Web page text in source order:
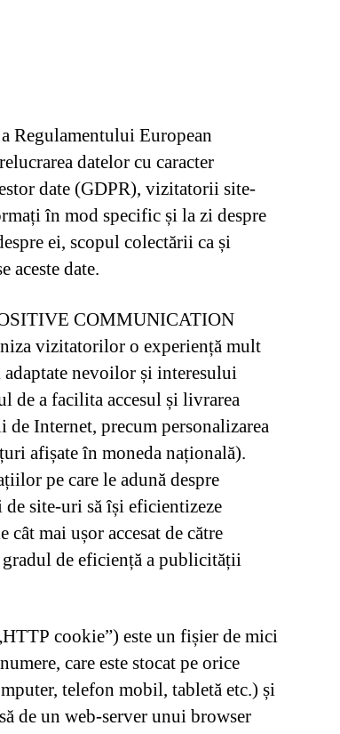
Regulamentului European
datelor cu caracter
date (GDPR), vizitatorii site-
în mod specific și la zi despre
ei, scopul colectării ca și
aceste date.
COMMUNICATION
vizitatorilor o experiență mult
nevoilor și interesului
de a facilita accesul și livrarea
Internet, precum personalizarea
afișate în moneda națională).
pe care le adună despre
site-uri să își eficientizeze
cât mai ușor accesat de către
gradul de eficiență a publicității
cookie”) este un fișier de mici
care este stocat pe orice
telefon mobil, tabletă etc.) și
de un web-server unui browser